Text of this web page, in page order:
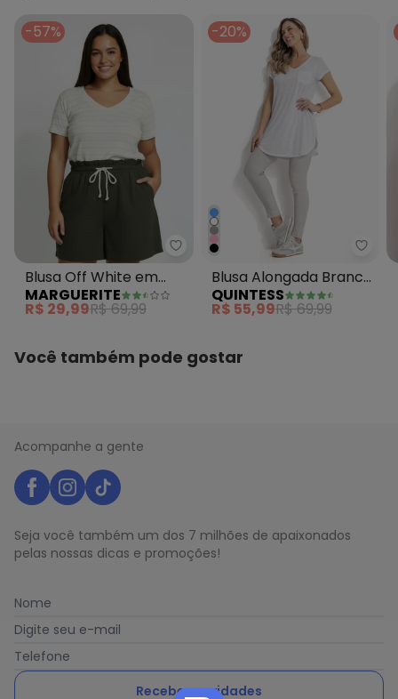
-57%
Marguerite - Blusa Off White
Blusa Off White em
Malha de Viscose
MARGUERITE
R$ 29,99R$ 69,99
-20%
Blusa Alongada Branca
com Decote V
QUINTESS
R$ 55,99R$ 69,99
Você também pode gostar
Acompanhe a gente
Seja você também um dos 7 milhões de apaixonados
pelas nossas dicas e promoções!
Nome
Digite seu e-mail
Telefone
Receber novidades